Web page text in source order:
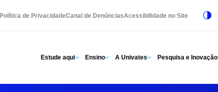
Política de PrivacidadeCanal de DenúnciasAcessibilidade no Site
Estude aqui Ensino A Univates Pesquisa e Inovação